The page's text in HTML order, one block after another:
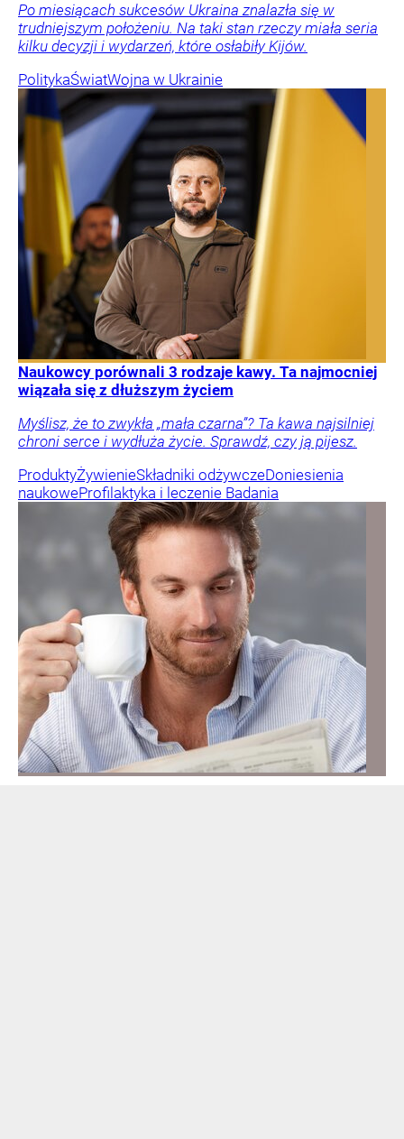
Po miesiącach sukcesów Ukraina znalazła się w
trudniejszym położeniu. Na taki stan rzeczy miała seria
kilku decyzji i wydarzeń, które osłabiły Kijów.
PolitykaŚwiatWojna w Ukrainie
Naukowcy porównali 3 rodzaje kawy. Ta najmocniej
wiązała się z dłuższym życiem
Myślisz, że to zwykła „mała czarna”? Ta kawa najsilniej
chroni serce i wydłuża życie. Sprawdź, czy ją pijesz.
ProduktyŻywienieSkładniki odżywczeDoniesienia
naukoweProfilaktyka i leczenie Badania